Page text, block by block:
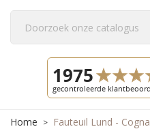
Home Fauteuil Lund -